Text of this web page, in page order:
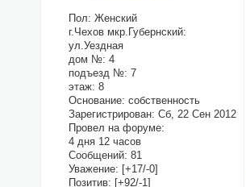
Пол: Женский
г.Чехов мкр.Губернский:
ул.Уездная
дом №: 4
подъезд №: 7
этаж: 8
Основание: собственность
Зарегистрирован: Сб, 22 Сен 2012
Провел на форуме:
4 дня 12 часов
Сообщений: 81
Уважение: [+17/-0]
Позитив: [+92/-1]